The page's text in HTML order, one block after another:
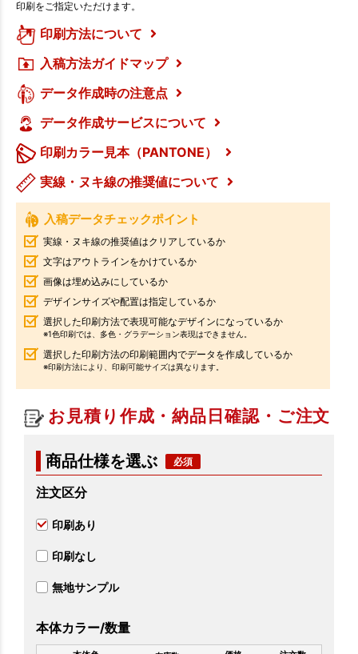
印刷をご指定いただけます。
印刷方法について
入稿方法ガイドマップ
データ作成時の注意点
データ作成サービスについて
印刷カラー見本（PANTONE）
実線・ヌキ線の推奨値について
入稿データチェックポイント
実線・ヌキ線の推奨値はクリアしているか
文字はアウトラインをかけているか
画像は埋め込みにしているか
デザインサイズや配置は指定しているか
選択した印刷方法で表現可能なデザインになっているか
※1色印刷では、多色・グラデーション表現はできません。
選択した印刷方法の印刷範囲内でデータを作成しているか
※印刷方法により、印刷可能サイズは異なります。
お見積り作成・納品日確認・ご注文
商品仕様を選ぶ
注文区分
印刷あり
印刷なし
無地サンプル
本体カラー/数量